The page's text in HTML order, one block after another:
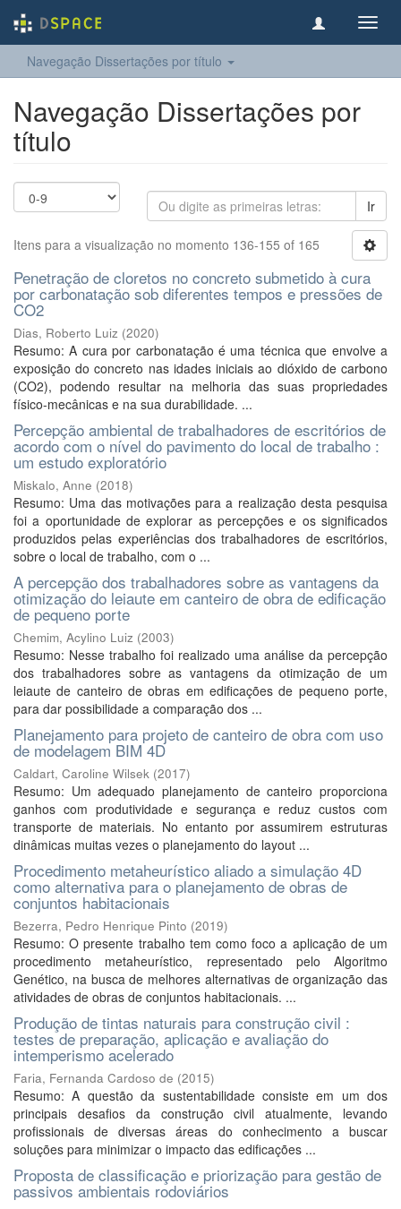
Navegação Dissertações por título
Navegação Dissertações por
título
Ir
Itens para a visualização no momento 136-155 of 165
Penetração de cloretos no concreto submetido à cura
por carbonatação sob diferentes tempos e pressões de
CO2
Dias, Roberto Luiz (2020)
Resumo: A cura por carbonatação é uma técnica que envolve a
exposição do concreto nas idades iniciais ao dióxido de carbono
(CO2), podendo resultar na melhoria das suas propriedades
físico-mecânicas e na sua durabilidade. ...
Percepção ambiental de trabalhadores de escritórios de
acordo com o nível do pavimento do local de trabalho :
um estudo exploratório
Miskalo, Anne (2018)
Resumo: Uma das motivações para a realização desta pesquisa
foi a oportunidade de explorar as percepções e os significados
produzidos pelas experiências dos trabalhadores de escritórios,
sobre o local de trabalho, com o ...
A percepção dos trabalhadores sobre as vantagens da
otimização do leiaute em canteiro de obra de edificação
de pequeno porte
Chemim, Acylino Luiz (2003)
Resumo: Nesse trabalho foi realizado uma análise da percepção
dos trabalhadores sobre as vantagens da otimização de um
leiaute de canteiro de obras em edificações de pequeno porte,
para dar possibilidade a comparação dos ...
Planejamento para projeto de canteiro de obra com uso
de modelagem BIM 4D
Caldart, Caroline Wilsek (2017)
Resumo: Um adequado planejamento de canteiro proporciona
ganhos com produtividade e segurança e reduz custos com
transporte de materiais. No entanto por assumirem estruturas
dinâmicas muitas vezes o planejamento do layout ...
Procedimento metaheurístico aliado a simulação 4D
como alternativa para o planejamento de obras de
conjuntos habitacionais
Bezerra, Pedro Henrique Pinto (2019)
Resumo: O presente trabalho tem como foco a aplicação de um
procedimento metaheurístico, representado pelo Algoritmo
Genético, na busca de melhores alternativas de organização das
atividades de obras de conjuntos habitacionais. ...
Produção de tintas naturais para construção civil :
testes de preparação, aplicação e avaliação do
intemperismo acelerado
Faria, Fernanda Cardoso de (2015)
Resumo: A questão da sustentabilidade consiste em um dos
principais desafios da construção civil atualmente, levando
profissionais de diversas áreas do conhecimento a buscar
soluções para minimizar o impacto das edificações ...
Proposta de classificação e priorização para gestão de
passivos ambientais rodoviários